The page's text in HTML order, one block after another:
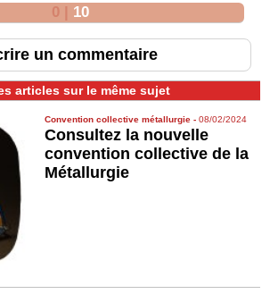
0 | 10
un commentaire
articles sur le même sujet
Convention collective métallurgie -08/02/2024
Consultez la nouvelle
convention collective de la
Métallurgie